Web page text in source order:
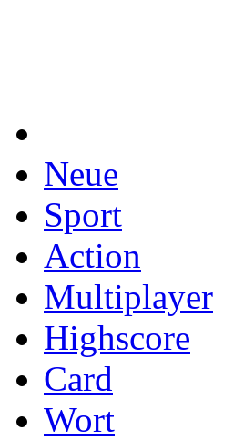
Neue
Sport
Action
Multiplayer
Highscore
Card
Wort